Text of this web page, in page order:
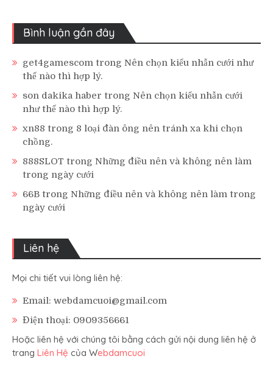
Bình luận gần đây
get4gamescom trong Nên chọn kiểu nhẫn cưới như
thế nào thì hợp lý.
son dakika haber trong Nên chọn kiểu nhẫn cưới
như thế nào thì hợp lý.
xn88 trong 8 loại đàn ông nên tránh xa khi chọn
chồng.
888SLOT trong Những điều nên và không nên làm
trong ngày cưới
66B trong Những điều nên và không nên làm trong
ngày cưới
Liên hệ
Mọi chi tiết vui lòng liên hệ:
Email: webdamcuoi@gmail.com
Điện thoại: 0909356661
Hoặc liên hệ với chúng tôi bằng cách gửi nội dung liên hệ ở
trang Liên Hệ của Webdamcuoi